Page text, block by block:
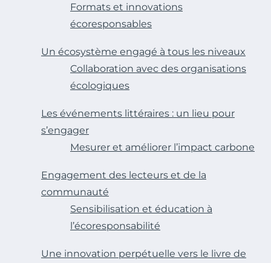
Formats et innovations
écoresponsables
Un écosystème engagé à tous les niveaux
Collaboration avec des organisations
écologiques
Les événements littéraires : un lieu pour
s’engager
Mesurer et améliorer l’impact carbone
Engagement des lecteurs et de la
communauté
Sensibilisation et éducation à
l’écoresponsabilité
Une innovation perpétuelle vers le livre de